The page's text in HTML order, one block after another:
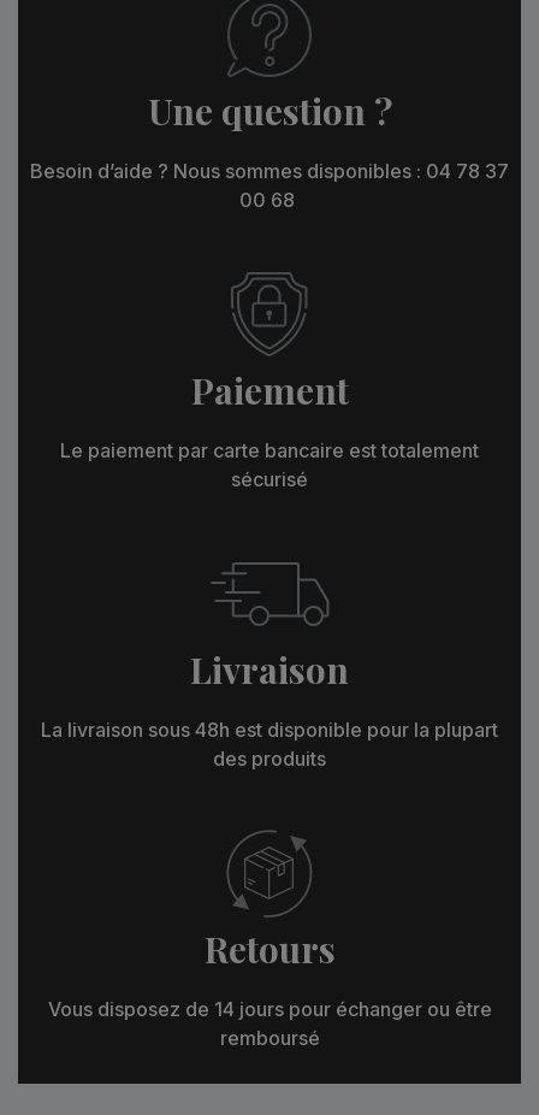
Une question ?
Besoin d’aide ? Nous sommes disponibles : 04 78 37
00 68
Paiement
Le paiement par carte bancaire est totalement
sécurisé
Livraison
La livraison sous 48h est disponible pour la plupart
des produits
Retours
Vous disposez de 14 jours pour échanger ou être
remboursé